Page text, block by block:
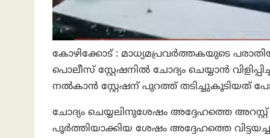
കോഴിക്കോട് : മാധ്യമപ്രവർത്തകയുടെ
പൊലീസ് സ്റ്റേഷനിൽ ചോദ്യം ചെയ്യാൻ
നൽകാൻ സ്റ്റേഷന് പുറത്ത് തടിച്ചുകൂടിയത്
ചോദ്യം ചെയ്യലിനുശേഷം അദ്ദേഹത്തെ
പൂർത്തിയാക്കിയ ശേഷം അദ്ദേഹത്തെ